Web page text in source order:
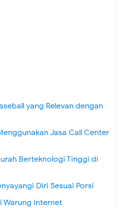
yang Relevan dengan
Jasa Call Center
Berteknologi Tinggi di
Diri Sesuai Porsi
Warung Internet